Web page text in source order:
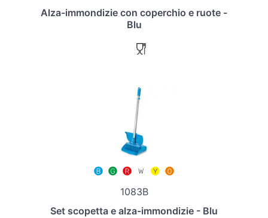
Alza-immondizie con coperchio e ruote -
Blu
1083B
Set scopetta e alza-immondizie - Blu